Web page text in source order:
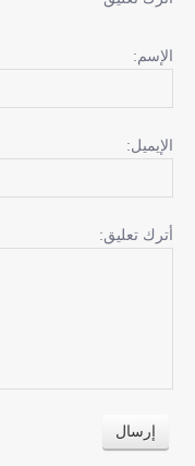
الإسم:
الإيميل:
أترك تعليق: